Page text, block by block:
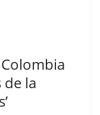
de la